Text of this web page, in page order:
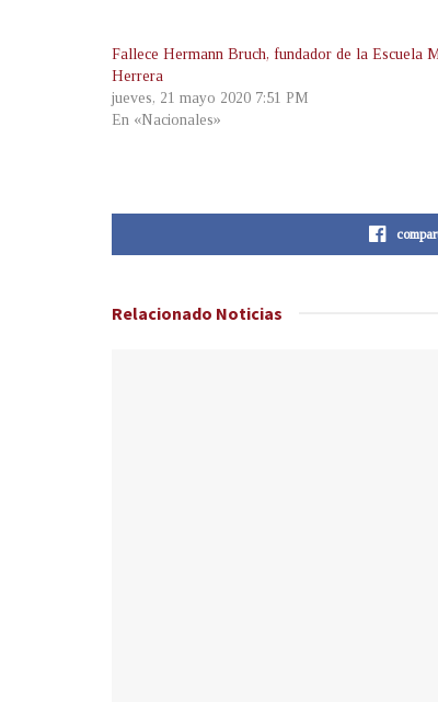
Fallece Hermann Bruch, fundador de la Escuela
Herrera
jueves, 21 mayo 2020 7:51 PM
En «Nacionales»
Relacionado Noticias